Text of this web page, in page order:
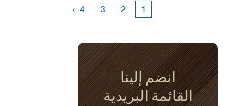
1
2
3
4
›
انضم إلينا
القائمة البريدية